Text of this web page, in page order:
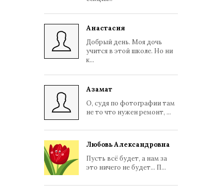
Анастасия
Добрый день. Моя дочь
учится в этой школе. Но ни
к...
Азамат
О, судя по фотографии там
не то что нужен ремонт, ...
Любовь Александровна
Пусть всё будет, а нам за
это ничего не будет... П...